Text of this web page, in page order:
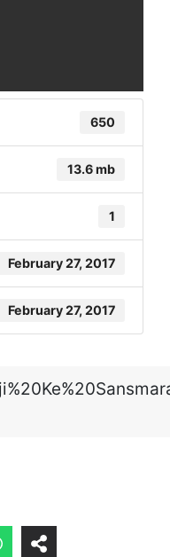
650
13.6 mb
1
February 27, 2017
February 27, 2017